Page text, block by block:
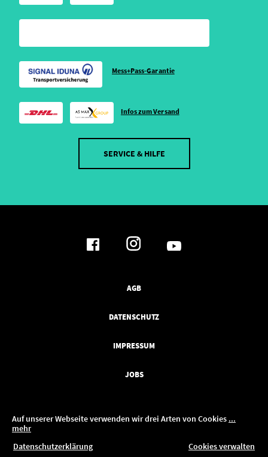
Auf unserer Webseite verwenden wir drei Arten von Cookies ...
mehr
Datenschutzerklärung
Cookies verwalten
Mess+Pass-Garantie
Infos zum Versand
SERVICE & HILFE
AGB
DATENSCHUTZ
IMPRESSUM
JOBS